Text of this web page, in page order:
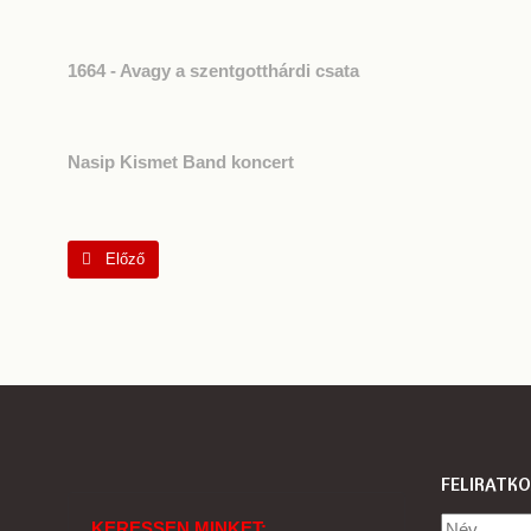
1664 - Avagy a szentgotthárdi csata
Nasip Kismet Band koncert
Előző cikk: Vajtó és a Világ - Szentgotthárd
Előző